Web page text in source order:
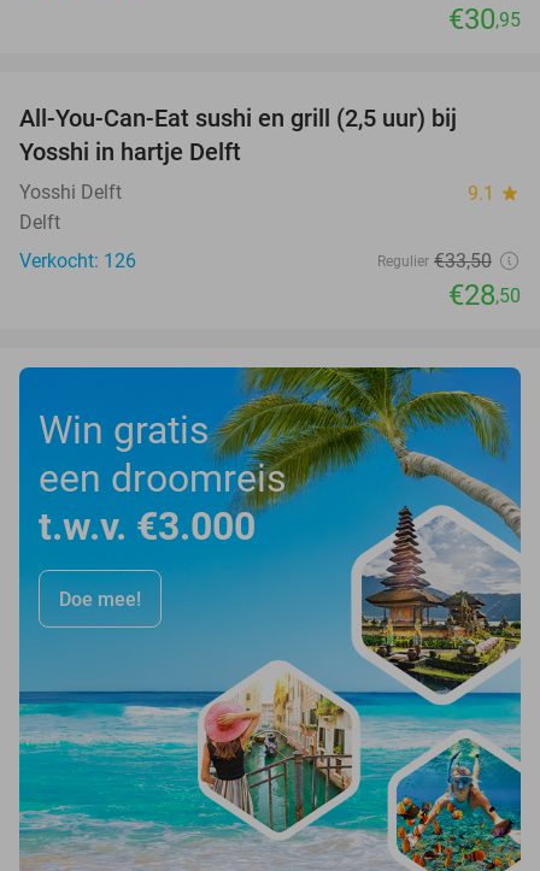
€30,95
All-You-Can-Eat sushi en grill (2,5 uur) bij
Yosshi in hartje Delft
Yosshi Delft 9.1 star
Delft
Verkocht: 126
Regulier €33,50
€28,50
Win gratis
een droomreis
t.w.v. €3.000
Doe mee!